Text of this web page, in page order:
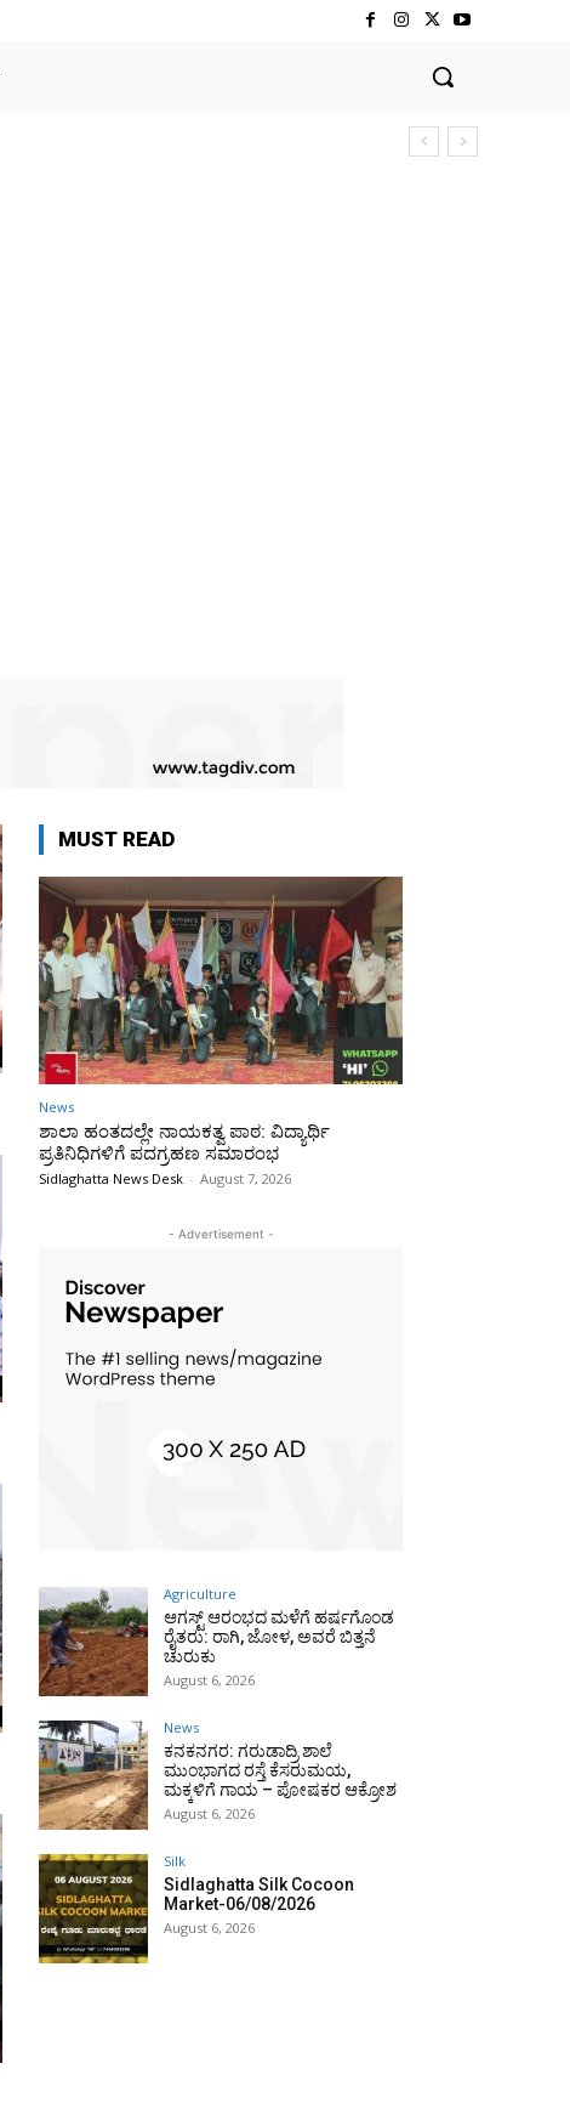
MUST READ
News
ಶಾಲಾ ಹಂತದಲ್ಲೇ ನಾಯಕತ್ವ ಪಾಠ: ವಿದ್ಯಾರ್ಥಿ
ಪ್ರತಿನಿಧಿಗಳಿಗೆ ಪದಗ್ರಹಣ ಸಮಾರಂಭ
Sidlaghatta News Desk - August 7, 2026
- Advertisement -
Agriculture
ಆಗಸ್ಟ್ ಆರಂಭದ ಮಳೆಗೆ ಹರ್ಷಗೊಂಡ
ರೈತರು: ರಾಗಿ, ಜೋಳ, ಅವರೆ ಬಿತ್ತನೆ
ಚುರುಕು
August 6, 2026
News
ಕನಕನಗರ: ಗರುಡಾದ್ರಿ ಶಾಲೆ
ಮುಂಭಾಗದ ರಸ್ತೆ ಕೆಸರುಮಯ,
ಮಕ್ಕಳಿಗೆ ಗಾಯ – ಪೋಷಕರ ಆಕ್ರೋಶ
August 6, 2026
Silk
Sidlaghatta Silk Cocoon
Market-06/08/2026
August 6, 2026